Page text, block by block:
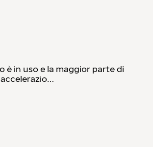
in uso e la maggior parte di